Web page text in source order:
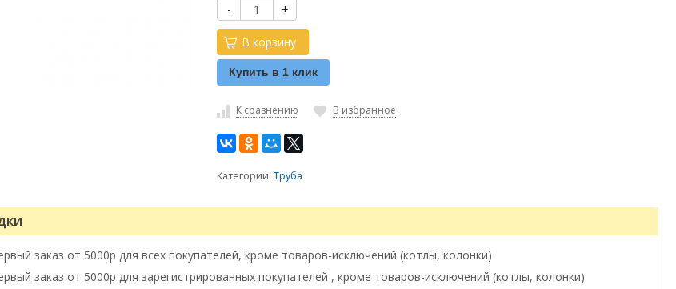
- +
В корзину
Купить в 1 клик
К сравнению В избранное
Категории:Труба
заказ от 5000р для всех покупателей, кроме товаров-исключений (котлы, колонки)
заказ от 5000р для зарегистрированных покупателей , кроме товаров-исключений (котлы, колонки)